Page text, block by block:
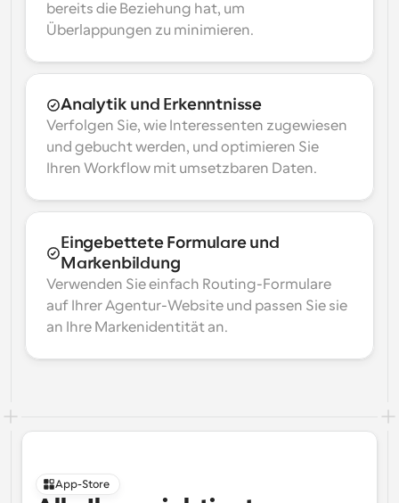
bereits die Beziehung hat, um
Überlappungen zu minimieren.
Analytik und Erkenntnisse
Verfolgen Sie, wie Interessenten zugewiesen
und gebucht werden, und optimieren Sie
Ihren Workflow mit umsetzbaren Daten.
Eingebettete Formulare und
Markenbildung
Verwenden Sie einfach Routing-Formulare
auf Ihrer Agentur-Website und passen Sie sie
an Ihre Markenidentität an.
App-Store